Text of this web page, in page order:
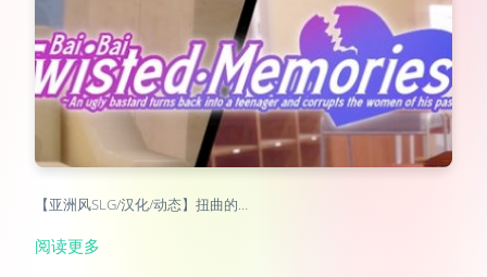
【亚洲风SLG/汉化/动态】扭曲的…
阅读更多